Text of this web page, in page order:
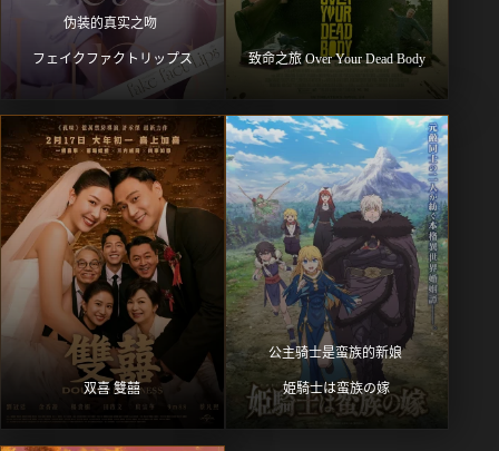
伪装的真实之吻
フェイクファクトリップス 致命之旅 Over Your Dead Body
双喜 雙囍
公主骑士是蛮族的新娘
姫騎士は蛮族の嫁